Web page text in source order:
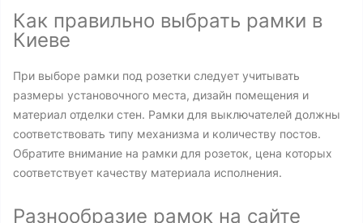
Как правильно выбрать рамки в
Киеве
При выборе рамки под розетки следует учитывать
размеры установочного места, дизайн помещения и
материал отделки стен. Рамки для выключателей должны
соответствовать типу механизма и количеству постов.
Обратите внимание на рамки для розеток, цена которых
соответствует качеству материала исполнения.
Разнообразие рамок на сайте